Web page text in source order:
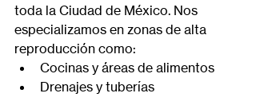
toda la Ciudad de México. Nos
especializamos en zonas de alta
reproducción como:
Cocinas y áreas de alimentos
Drenajes y tuberías